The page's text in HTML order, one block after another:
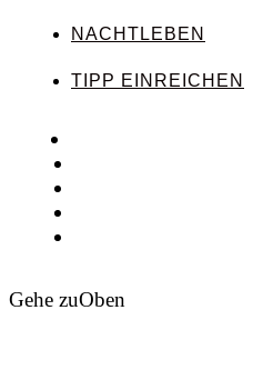
NACHTLEBEN
TIPP EINREICHEN
Gehe zuOben